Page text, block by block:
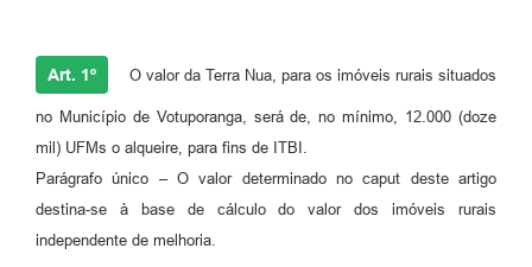
Emprega
Agenda
Contato
Art. 1º O valor da Terra Nua, para os imóveis rurais situados
no Município de Votuporanga, será de, no mínimo, 12.000 (doze
mil) UFMs o alqueire, para fins de ITBI.
Parágrafo único – O valor determinado no caput deste artigo
destina-se à base de cálculo do valor dos imóveis rurais
independente de melhoria.